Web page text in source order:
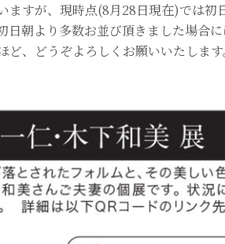
すが、現時点(8月28日現在)では初
日朝より多数お並び頂きました場合
、どうぞよろしくお願いいたします